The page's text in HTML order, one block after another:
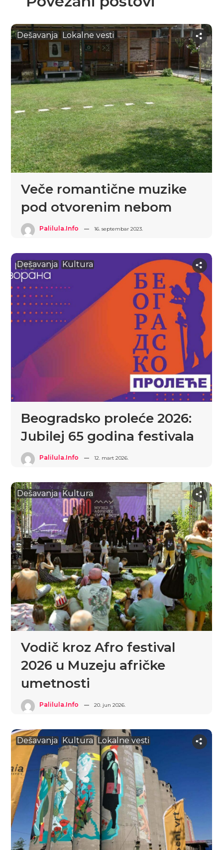
Dešavanja Lokalne vesti
Veče romantične muzike
pod otvorenim nebom
Palilula.info 16. septembar 2023.
Dešavanja Kultura
Beogradsko proleće 2026:
Jubilej 65 godina festivala
Palilula.info 12. mart 2026.
Dešavanja Kultura
Vodič kroz Afro festival
2026 u Muzeju afričke
umetnosti
Palilula.info 20. jun 2026.
Dešavanja Kultura Lokalne vesti